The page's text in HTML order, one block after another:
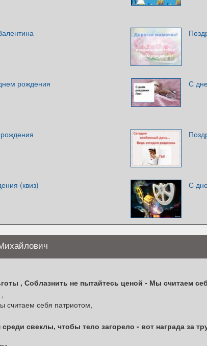
рождения С
(квиз) С
, Соблазнить не пытайтесь ценой - Мы считаем
считаем себя патриотом,
свеклы, чтобы тело загорело - вот награда за